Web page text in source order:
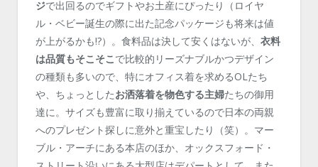
ジで出回るのでギフトやお土産にぴったり（ロイヤ
ル・ベビー誕生の際に出た記念パッケージも将来は値
が上がるかも!?）。食料品は決して安くはないが、 衣料
は品質もそこそこで比較的リーズナブルかつデザイン
の種類も多いので、特にオフィス着を求めるOLたち
や、ちょっとしたお洒落着を物色する主婦たちの御用
達に。サイズも豊富に取り揃えているので日本の両親
へのプレゼント探しに意外と重宝したり（笑）。マー
ブル・アーチにある本店のほか、オックスフォード・